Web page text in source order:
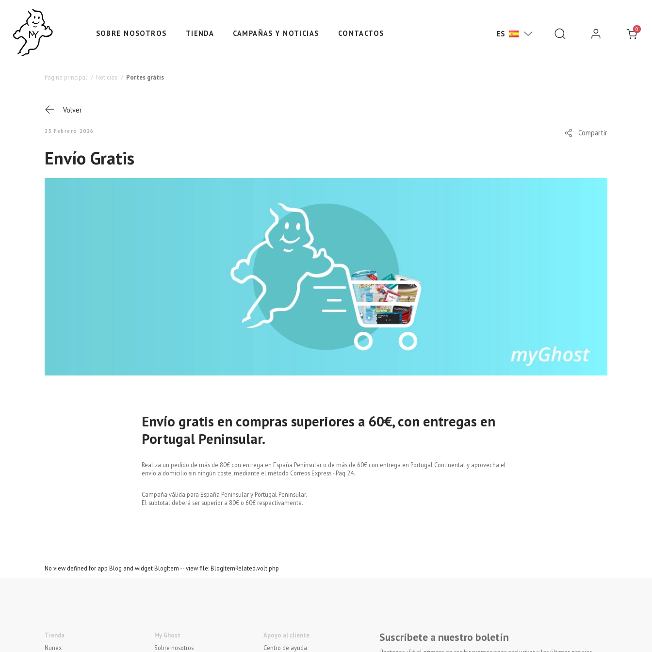
SOBRE NOSOTROS TIENDA CAMPAÑAS Y NOTICIAS CONTACTOS ES
0
Página principal Notícias Portes grátis
Volver
25 Febrero 2026 Compartir
Envío Gratis
Envío gratis en compras superiores a 60€, con entregas en
Portugal Peninsular.
Realiza un pedido de más de 80€ con entrega en España Peninsular o de más de 60€ con entrega en Portugal Continental y aprovecha el
envío a domicilio sin ningún coste, mediante el método Correos Express - Paq 24.
Campaña válida para España Peninsular y Portugal Peninsular.
El subtotal deberá ser superior a 80€ o 60€ respectivamente.
No view defined for app Blog and widget BlogItem -- view file: BlogItemRelated.volt.php
Tienda
Nunex
My Ghost
Sobre nosotros
Apoyo al cliente
Centro de ayuda
Suscríbete a nuestro boletín